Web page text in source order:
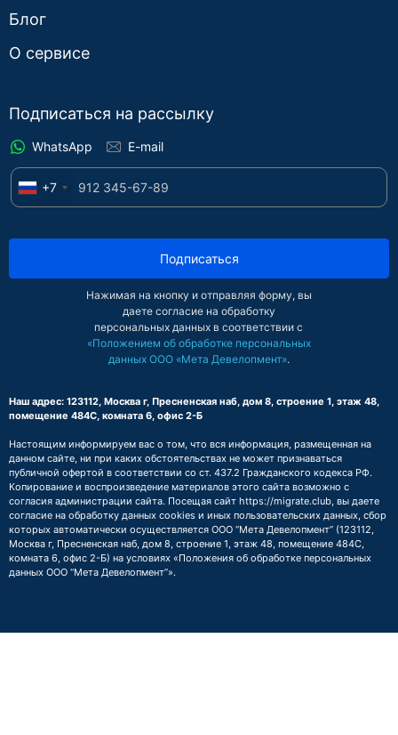
Блог
О сервисе
Подписаться на рассылку
WhatsApp E-mail
+7
Подписаться
Нажимая на кнопку и отправляя форму, вы
даете согласие на обработку
персональных данных в соответствии с
«Положением об обработке персональных
данных ООО «Мета Девелопмент».
Наш адрес: 123112, Москва г, Пресненская наб, дом 8, строение 1, этаж 48,
помещение 484С, комната 6, офис 2-Б
Настоящим информируем вас о том, что вся информация, размещенная на
данном сайте, ни при каких обстоятельствах не может признаваться
публичной офертой в соответствии со ст. 437.2 Гражданского кодекса РФ.
Копирование и воспроизведение материалов этого сайта возможно с
согласия администрации сайта. Посещая сайт https://migrate.club, вы даете
согласие на обработку данных cookies и иных пользовательских данных, сбор
которых автоматически осуществляется ООО “Мета Девелопмент” (123112,
Москва г, Пресненская наб, дом 8, строение 1, этаж 48, помещение 484С,
комната 6, офис 2-Б) на условиях «Положения об обработке персональных
данных ООО “Мета Девелопмент”».